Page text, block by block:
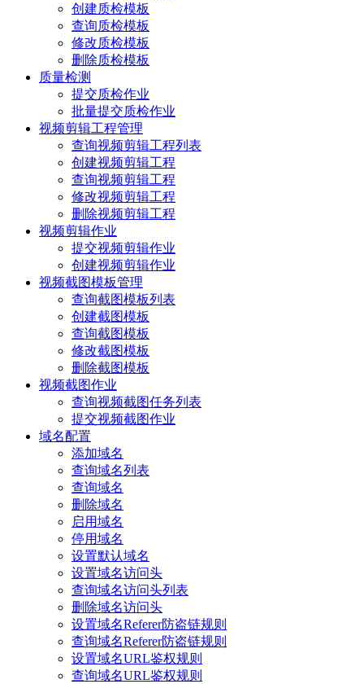
创建质检模板
查询质检模板
修改质检模板
删除质检模板
质量检测
提交质检作业
批量提交质检作业
视频剪辑工程管理
查询视频剪辑工程列表
创建视频剪辑工程
查询视频剪辑工程
修改视频剪辑工程
删除视频剪辑工程
视频剪辑作业
提交视频剪辑作业
创建视频剪辑作业
视频截图模板管理
查询截图模板列表
创建截图模板
查询截图模板
修改截图模板
删除截图模板
视频截图作业
查询视频截图任务列表
提交视频截图作业
域名配置
添加域名
查询域名列表
查询域名
删除域名
启用域名
停用域名
设置默认域名
设置域名访问头
查询域名访问头列表
删除域名访问头
设置域名Referer防盗链规则
查询域名Referer防盗链规则
设置域名URL鉴权规则
查询域名URL鉴权规则